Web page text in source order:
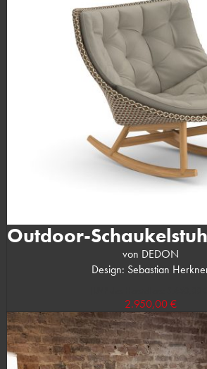
Outdoor-
von DEDON
Design: Sebastian
2.950,00 €